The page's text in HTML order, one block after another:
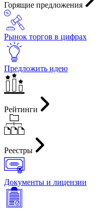
Горящие предложения
Рынок торгов в цифрах
Предложить идею
Рейтинги
Реестры
Документы и лицензии